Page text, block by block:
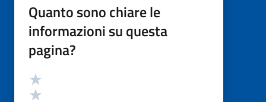
Quanto sono chiare le
informazioni su questa
pagina?
Valutazione